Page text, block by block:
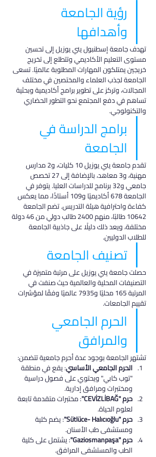
رؤية الجامعة
وأهدافها
تهدف جامعة إسطنبول يني يوزيل إلى تحسين
مستوى التعليم الأكاديمي وتتطلع إلى تخريج
خريجين يمتلكون المهارات المطلوبة عالميًا. تسعى
الجامعة لجذب العلماء والمختصين في مختلف
المجالات، وتركز على تطوير برامج أكاديمية وبحثية
تساهم في دفع المجتمع نحو التطور الحضاري
والتكنولوجي.
برامج الدراسة في
الجامعة
تقدم جامعة يني يوزيل 10 كليات، و2 مدارس
مهنية، و3 معاهد، بالإضافة إلى 27 تخصص
جامعي و32 برنامج للدراسات العليا. يتوفر في
الجامعة 678 أكاديميًا و109 أستاذًا، مما يعكس
كفاءة واحترافية هيئة التدريس. تضم الجامعة
10642 طالبًا، منهم 2400 طالب دولي من 46 دولة
مختلفة، ويعد ذلك دليلًا على جاذبية الجامعة
للطلاب الدوليين.
تصنيف الجامعة
حصلت جامعة يني يوزيل على مرتبة متميزة في
التصنيفات المحلية والعالمية حيث صنفت في
المرتبة 165 محليًا و7935 عالميًا وفقًا لمؤشرات
تقييم الجامعات.
الحرم الجامعي
والمرافق
تشتهر الجامعة بوجود عدة أحرم جامعية تتضمن:
الحرم الجامعي الأساسي: يقع في منطقة
"توب كابي" ويحتوي على فصول دراسية
ومختبرات ومرافق إدارية.
حرم "CEVİZLİBAĞ"
: مختبرات متقدمة تابعة
لعلوم الحياة.
حرم "Sütlüce- Halıcıoğlu"
: يضم كلية
ومستشفى طب الأسنان.
حرم "Gaziosmanpaşa"
: يشتمل على كلية
الطب والمستشفى المرافق.